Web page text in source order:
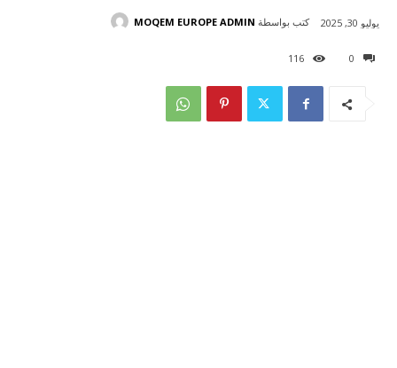
0
116
يوليو 30, 2025 كتب بواسطة MOQEM EUROPE ADMIN